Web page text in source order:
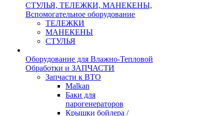
СТУЛЬЯ, ТЕЛЕЖКИ, МАНЕКЕНЫ,
Вспомогательное оборудование
ТЕЛЕЖКИ
МАНЕКЕНЫ
СТУЛЬЯ
Оборудование для Влажно-Тепловой
Обработки и ЗАПЧАСТИ
Запчасти к ВТО
Malkan
Баки для
парогенераторов
Крышки бойлера /